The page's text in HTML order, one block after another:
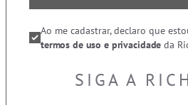
Ao me cadastrar, declaro que
termos de uso e privacidade da
SIGA A